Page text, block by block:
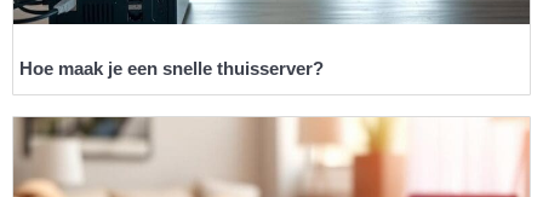
Hoe maak je een snelle thuisserver?